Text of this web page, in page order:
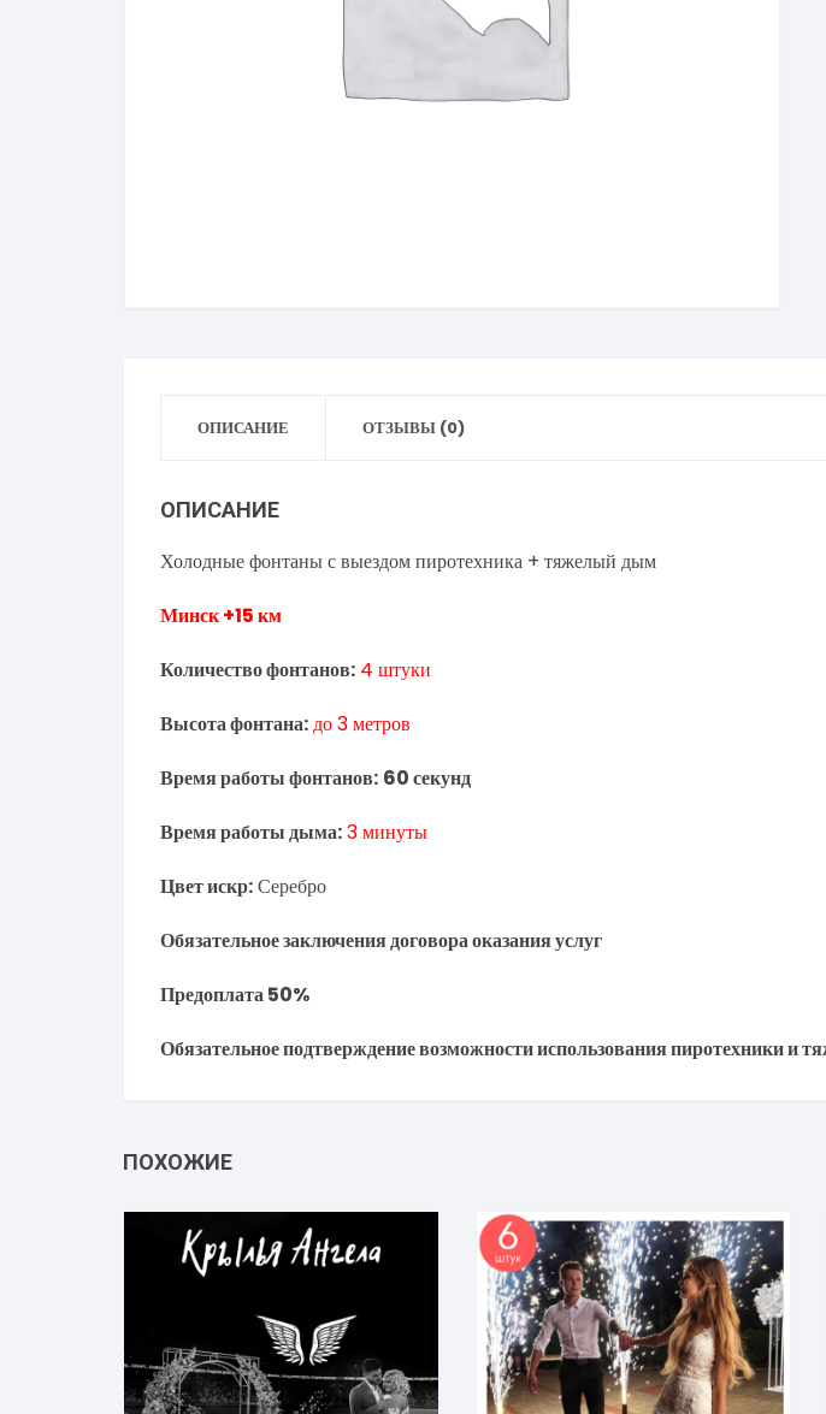
ОПИСАНИЕ ОТЗЫВЫ (0)
ОПИСАНИЕ
Холодные фонтаны с выездом пиротехника + тяжелый дым
Минск +15 км
Количество фонтанов: 4 штуки
Высота фонтана:до 3 метров
Время работы фонтанов: 60 секунд
Время работы дыма:3 минуты
Цвет искр:Серебро
Обязательное заключения договора оказания услуг
Предоплата 50%
Обязательное подтверждение возможности использования пиротехники и
ПОХОЖИЕ